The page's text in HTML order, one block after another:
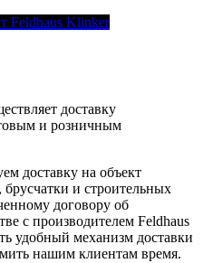
Feldhaus Klinker
доставку
и розничным
доставку на объект
и строительных
договору об
с производителем Feldhaus
удобный механизм доставки
нашим клиентам время.